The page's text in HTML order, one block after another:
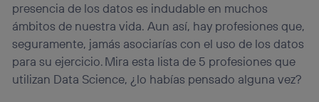
presencia de los datos es indudable en muchos
ámbitos de nuestra vida. Aun así, hay profesiones que,
seguramente, jamás asociarías con el uso de los datos
para su ejercicio. Mira esta lista de 5 profesiones que
utilizan Data Science, ¿lo habías pensado alguna vez?